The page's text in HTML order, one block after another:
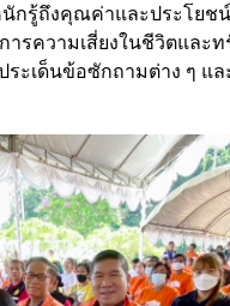
กรู้ถึงคุณค่าและประโยช
รความเสี่ยงในชีวิตและ
ะเด็นข้อซักถามต่าง ๆ แล